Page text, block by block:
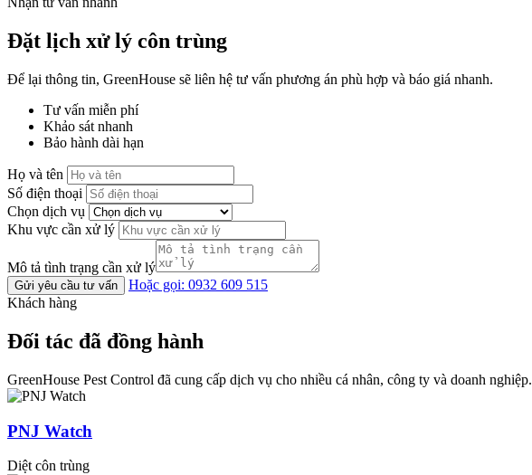
Đặt lịch xử lý côn trùng
Để lại thông tin, GreenHouse sẽ liên hệ tư vấn phương án phù hợp và báo giá nhanh.
Tư vấn miễn phí
Khảo sát nhanh
Bảo hành dài hạn
Họ và tên
Số điện thoại
Chọn dịch vụ
Khu vực cần xử lý
Mô tả tình trạng cần xử lý
Gửi yêu cầu tư vấn
Hoặc gọi: 0932 609 515
Khách hàng
Đối tác đã đồng hành
GreenHouse Pest Control đã cung cấp dịch vụ cho nhiều cá nhân, công ty và doanh nghiệp.
PNJ Watch
Diệt côn trùng